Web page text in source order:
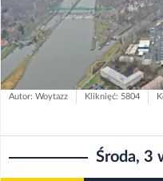
Autor: Woytazz Kliknięć: 5804
Środa, 3